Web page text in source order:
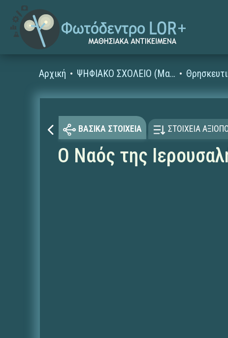
Αρχική ΨΗΦΙΑΚΟ ΣΧΟΛΕΙΟ (Μαθησιακά Αντικείμενα)
ΒΑΣΙΚΑ ΣΤΟΙΧΕΙΑ ΣΤΟΙΧΕΙΑ
Ο Ναός της